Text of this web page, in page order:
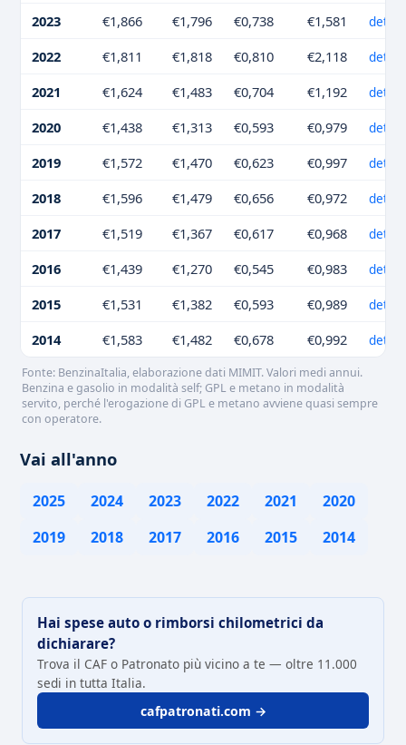
2023 €1,866 €1,796 €0,738 €1,581
2022 €1,811 €1,818 €0,810 €2,118
2021 €1,624 €1,483 €0,704 €1,192
2020 €1,438 €1,313 €0,593 €0,979
2019 €1,572 €1,470 €0,623 €0,997
2018 €1,596 €1,479 €0,656 €0,972
2017 €1,519 €1,367 €0,617 €0,968
2016 €1,439 €1,270 €0,545 €0,983
2015 €1,531 €1,382 €0,593 €0,989
2014 €1,583 €1,482 €0,678 €0,992
Fonte: BenzinaItalia, elaborazione dati MIMIT. Valori medi annui.
Benzina e gasolio in modalità self; GPL e metano in modalità
servito, perché l'erogazione di GPL e metano avviene quasi sempre
con operatore.
Vai all'anno
2025 2024 2023 2022 2021
2020
2019
2018 2017 2016 2015 2014
Hai spese auto o rimborsi chilometrici da
dichiarare?
Trova il CAF o Patronato più vicino a te — oltre 11.000
sedi in tutta Italia.
cafpatronati.com →